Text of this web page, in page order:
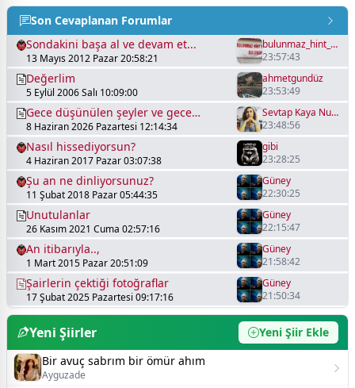
Son Cevaplanan Forumlar
Sondakini başa al ve devam et...
13 Mayıs 2012 Pazar 20:58:21
bulunmaz_hint_kumaşı
23:57:43
Değerlim
5 Eylül 2006 Salı 10:09:00
ahmetgundüz
23:53:49
Gece düşünülen şeyler ve gece
şarkıları
8 Haziran 2026 Pazartesi 12:14:34
Sevtap Kaya Nurgönül
23:48:56
Nasıl hissediyorsun?
4 Haziran 2017 Pazar 03:07:38
gibi
23:28:25
Şu an ne dinliyorsunuz?
11 Şubat 2018 Pazar 05:44:35
Güney
22:30:25
Unutulanlar
26 Kasım 2021 Cuma 02:57:16
Güney
22:15:47
An itibarıyla..,
1 Mart 2015 Pazar 20:51:09
Güney
21:58:42
Şairlerin çektiği fotoğraflar
17 Şubat 2025 Pazartesi 09:17:16
Güney
21:50:34
Yeni Şiirler
Yeni Şiir Ekle
Bir avuç sabrım bir ömür ahım
Ayguzade